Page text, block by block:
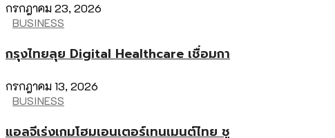
กรกฎาคม 23, 2026
BUSINESS
กรุงไทยลุย Digital Healthcare เชื่อมกา
กรกฎาคม 13, 2026
BUSINESS
แอลจีเร่งเกมโฮมเอนเตอร์เทนเมนต์ไทย ชู